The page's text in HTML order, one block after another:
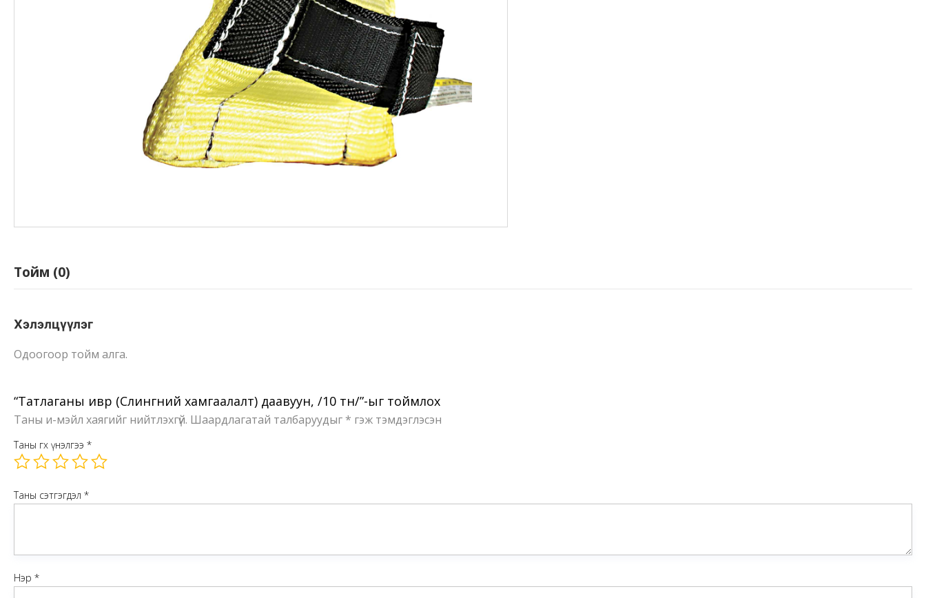
Тойм (0)
Хэлэлцүүлэг
Одоогоор тойм алга.
“Татлаганы ивүүр (Слингний хамгаалалт) даавуун, /10 тн/”-ыг тоймлох
Таны и-мэйл хаягийг нийтлэхгүй. Шаардлагатай талбаруудыг * гэж тэмдэглэсэн
Таны өгөх үнэлгээ *
Таны сэтгэгдэл *
Нэр *